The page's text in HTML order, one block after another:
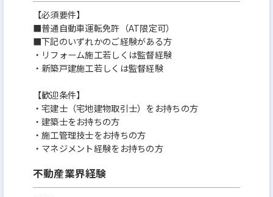
【必須要件】
■普通自動車運転免許（AT限定可）
■下記のいずれかのご経験がある方
・リフォーム施工若しくは監督経験
・新築戸建施工若しくは監督経験
【歓迎条件】
・宅建士（宅地建物取引士）をお持ちの方
・建築士をお持ちの方
・施工管理技士をお持ちの方
・マネジメント経験をお持ちの方
不動産業界経験